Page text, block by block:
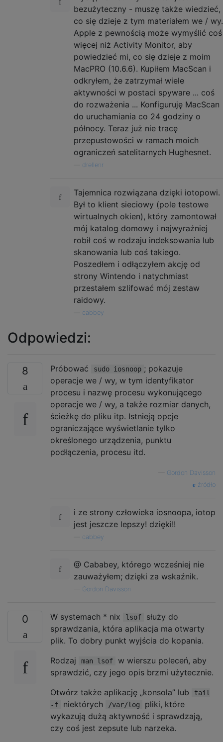
bezużyteczny - muszę także wiedzieć,
co się dzieje z tym materiałem we / wy.
Apple z pewnością może wymyślić coś
więcej niż Activity Monitor, aby
powiedzieć mi, co się dzieje z moim
MacPRO (10.6.6). Kupiłem MacScan i
odkryłem, że zatrzymał wiele
aktywności w postaci spyware ... coś
do rozważenia ... Konfiguruję MacScan
do uruchamiania co 24 godziny o
północy. Teraz już nie tracę
przepustowości w ramach moich
ograniczeń satelitarnych Hughesnet.
drellenr
Tajemnica rozwiązana dzięki iotopowi.
Był to klient sieciowy (pole testowe
wirtualnych okien), który zamontował
mój katalog domowy i najwyraźniej
robił coś w rodzaju indeksowania lub
skanowania lub coś takiego.
Poszedłem i odłączyłem akcję od
strony Wintendo i natychmiast
przestałem szlifować mój zestaw
raidowy.
cabbey
Odpowiedzi:
8 Próbować sudo iosnoop ; pokazuje
operacje we / wy, w tym identyfikator
procesu i nazwę procesu wykonującego
operacje we / wy, a także rozmiar danych,
ścieżkę do pliku itp. Istnieją opcje
ograniczające wyświetlanie tylko
określonego urządzenia, punktu
podłączenia, procesu itd.
Gordon Davisson
źródło
i ze strony człowieka iosnoopa, iotop
jest jeszcze lepszy! dzięki!!
cabbey
@ Cababey, którego wcześniej nie
zauważyłem; dzięki za wskaźnik.
Gordon Davisson
0 W systemach * nix lsof
służy do
sprawdzania, która aplikacja ma otwarty
plik. To dobry punkt wyjścia do kopania.
Rodzaj
man lsof
w wierszu poleceń, aby
sprawdzić, czy jego opis brzmi użytecznie.
Otwórz także aplikację „konsola” lub
tail
-f
niektórych /var/log
pliki, które
wykazują dużą aktywność i sprawdzają,
czy coś jest zepsute lub narzeka.